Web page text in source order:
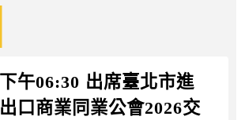
下午06:30 出席臺北市進
出口商業同業公會2026交